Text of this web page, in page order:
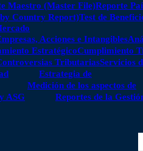
Maestro (Master File)Reporte
Country Report)Test de
Acciones e Intangibles
EstratégicoCumplimiento
TributariasServicios
Estrategia de
Medición de los aspectos de
ASG
Reportes de la